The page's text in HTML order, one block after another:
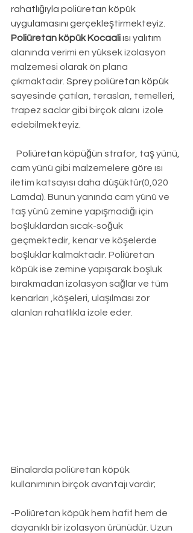
rahatlığıyla poliüretan köpük
uygulamasını gerçekleştirmekteyiz.
Poliüretan köpük Kocaali ısı yalıtım
alanında verimi en yüksek izolasyon
malzemesi olarak ön plana
çıkmaktadır. Sprey poliüretan köpük
sayesinde çatıları, terasları, temelleri,
trapez saclar gibi birçok alanı  izole
edebilmekteyiz.
Poliüretan köpüğün strafor, taş yünü,
cam yünü gibi malzemelere göre ısı
iletim katsayısı daha düşüktür(0,020
Lamda). Bunun yanında cam yünü ve
taş yünü zemine yapışmadığı için
boşluklardan sıcak-soğuk
geçmektedir, kenar ve köşelerde
boşluklar kalmaktadır. Poliüretan
köpük ise zemine yapışarak boşluk
bırakmadan izolasyon sağlar ve tüm
kenarları ,köşeleri, ulaşılması zor
alanları rahatlıkla izole eder.
Binalarda poliüretan köpük
kullanımının birçok avantajı vardır;
-Poliüretan köpük hem hafif hem de
dayanıklı bir izolasyon ürünüdür. Uzun